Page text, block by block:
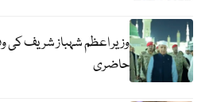
وزیر اعظم شہباز شریف کی
حاضری